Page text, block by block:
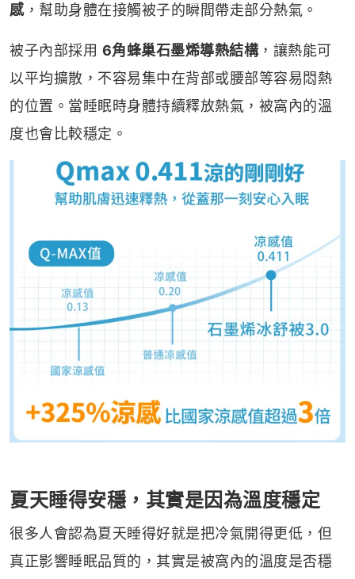
感，幫助身體在接觸被子的瞬間帶走部分熱氣。
被子內部採用 6角蜂巢石墨烯導熱結構，讓熱能可
以平均擴散，不容易集中在背部或腰部等容易悶熱
的位置。當睡眠時身體持續釋放熱氣，被窩內的溫
度也會比較穩定。
夏天睡得安穩，其實是因為溫度穩定
很多人會認為夏天睡得好就是把冷氣開得更低，但
真正影響睡眠品質的，其實是被窩內的溫度是否穩